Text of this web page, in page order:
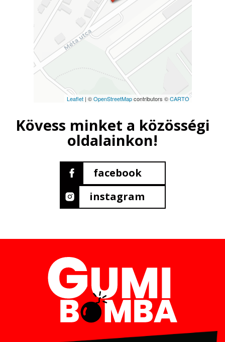
Leaflet| ©OpenStreetMapcontributors ©CARTO
Kövess minket a közösségi
oldalainkon!
facebook
instagram